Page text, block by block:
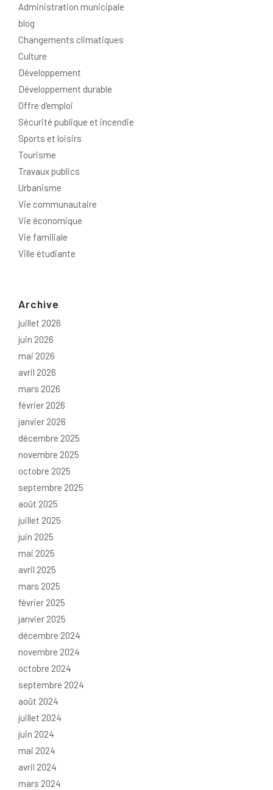
Administration municipale
blog
Changements climatiques
Culture
Développement
Développement durable
Offre d'emploi
Sécurité publique et incendie
Sports et loisirs
Tourisme
Travaux publics
Urbanisme
Vie communautaire
Vie économique
Vie familiale
Ville étudiante
Archive
juillet 2026
juin 2026
mai 2026
avril 2026
mars 2026
février 2026
janvier 2026
décembre 2025
novembre 2025
octobre 2025
septembre 2025
août 2025
juillet 2025
juin 2025
mai 2025
avril 2025
mars 2025
février 2025
janvier 2025
décembre 2024
novembre 2024
octobre 2024
septembre 2024
août 2024
juillet 2024
juin 2024
mai 2024
avril 2024
mars 2024